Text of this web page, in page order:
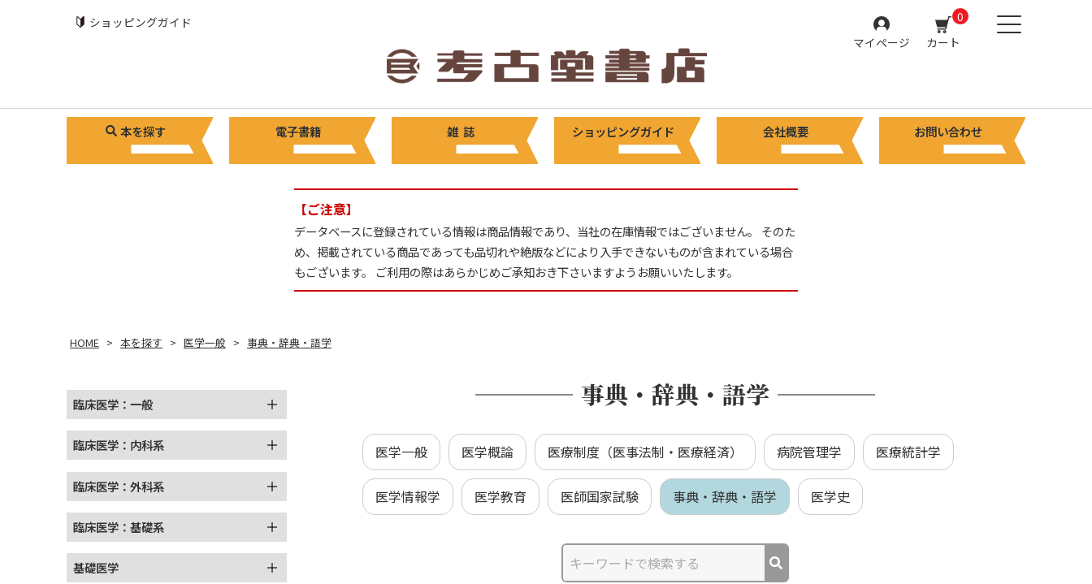
マイページ カート
0
ショッピングガイド
本を探す 電子書籍 雑 誌 ショッピングガイド 会社概要 お問い合わせ
【ご注意】
データベースに登録されている情報は商品情報であり、当社の在庫情報ではございません。 そのた
め、掲載されている商品であっても品切れや絶版などにより入手できないものが含まれている場合
もございます。 ご利用の際はあらかじめご承知おき下さいますようお願いいたします。
HOME 本を探す 医学一般 事典・辞典・語学
事典・辞典・語学
医学一般 医学概論 医療制度（医事法制・医療経済） 病院管理学 医療統計学
医学情報学 医学教育 医師国家試験 事典・辞典・語学 医学史
臨床医学：一般
臨床医学：内科系
臨床医学：外科系
臨床医学：基礎系
基礎医学